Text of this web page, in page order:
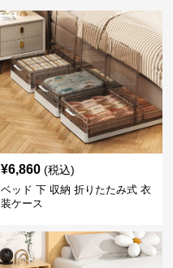
¥6,860 (税込)
ベッド 下 収納 折りたたみ式 衣
装ケース